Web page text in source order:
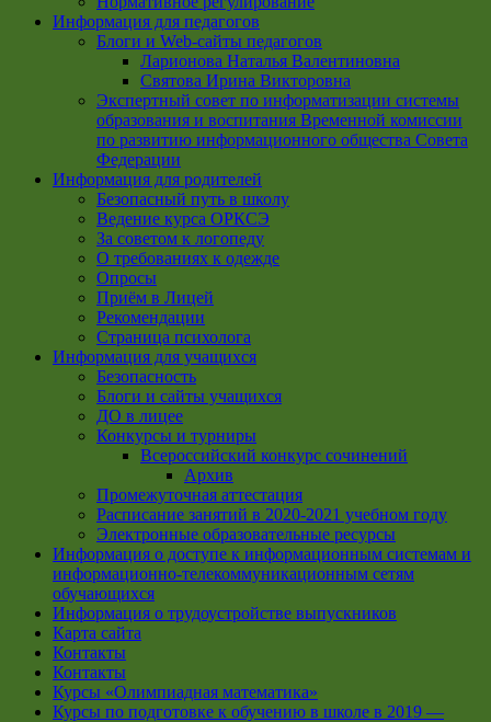
Информация для педагогов
Блоги и Web-сайты педагогов
Ларионова Наталья Валентиновна
Святова Ирина Викторовна
Экспертный совет по информатизации системы
образования и воспитания Временной комиссии
по развитию информационного общества Совета
Федерации
Информация для родителей
Безопасный путь в школу
Ведение курса ОРКСЭ
За советом к логопеду
О требованиях к одежде
Опросы
Приём в Лицей
Рекомендации
Страница психолога
Информация для учащихся
Безопасность
Блоги и сайты учащихся
ДО в лицее
Конкурсы и турниры
Всероссийский конкурс сочинений
Архив
Промежуточная аттестация
Расписание занятий в 2020-2021 учебном году
Электронные образовательные ресурсы
Информация о доступе к информационным системам и
информационно-телекоммуникационным сетям
обучающихся
Информация о трудоустройстве выпускников
Карта сайта
Контакты
Контакты
Курсы «Олимпиадная математика»
Курсы по подготовке к обучению в школе в 2019 —